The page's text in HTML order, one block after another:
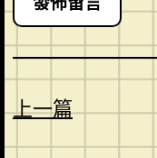
上一篇